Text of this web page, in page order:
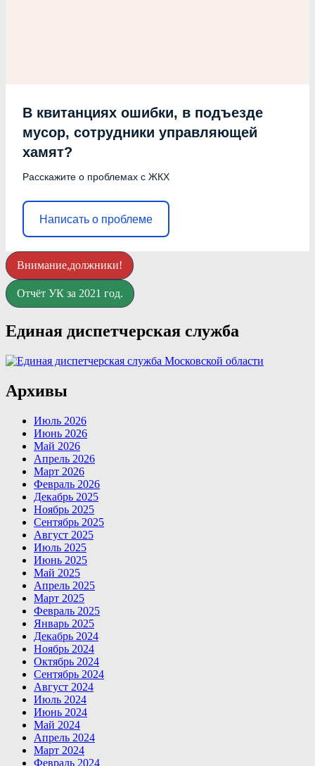
В квитанциях ошибки, в подъезде
мусор, сотрудники управляющей
хамят?
Расскажите о проблемах с ЖКХ
Написать о проблеме
Внимание,должники!
Отчёт УК за 2021 год.
Единая диспетчерская служба
Архивы
Июль 2026
Июнь 2026
Май 2026
Апрель 2026
Март 2026
Февраль 2026
Декабрь 2025
Ноябрь 2025
Сентябрь 2025
Август 2025
Июль 2025
Июнь 2025
Май 2025
Апрель 2025
Март 2025
Февраль 2025
Январь 2025
Декабрь 2024
Ноябрь 2024
Октябрь 2024
Сентябрь 2024
Август 2024
Июль 2024
Июнь 2024
Май 2024
Апрель 2024
Март 2024
Февраль 2024